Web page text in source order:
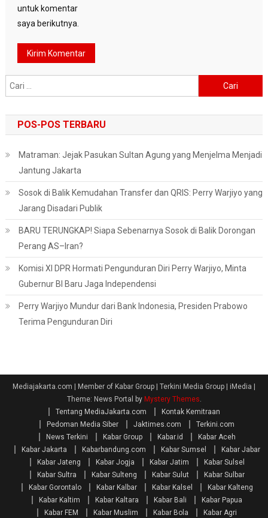
untuk komentar
saya berikutnya.
untuk:
POS-POS TERBARU
Matraman: Jejak Pasukan Sultan Agung yang Menjelma Menjadi
Jantung Jakarta
Sosok di Balik Kemudahan Transfer dan QRIS: Perry Warjiyo yang
Jarang Disadari Publik
BARU TERUNGKAP! Siapa Sebenarnya Sosok di Balik Dorongan
Perang AS–Iran?
Komisi XI DPR Hormati Pengunduran Diri Perry Warjiyo, Minta
Gubernur BI Baru Jaga Independensi
Perry Warjiyo Mundur dari Bank Indonesia, Presiden Prabowo
Terima Pengunduran Diri
Mediajakarta.com | Member of Kabar Group | Terkini Media Group | iMedia
Theme: News Portal by Mystery Themes.
Tentang MediaJakarta.com
Kontak Kemitraan
Pedoman Media Siber
Jaktimes.com
Terkini.com
News Terkini
Kabar Group Kabar.id
Kabar Aceh
Kabar Jakarta
Kabarbandung.com Kabar Sumsel
Kabar Jabar
Kabar Jateng
Kabar Jogja Kabar Jatim
Kabar Sulsel
Kabar Sultra
Kabar Sulteng Kabar Sulut
Kabar Sulbar
Kabar Gorontalo
Kabar Kalbar Kabar Kalsel
Kabar Kalteng
Kabar Kaltim
Kabar Kaltara Kabar Bali
Kabar Papua
Kabar FEM
Kabar Muslim Kabar Bola Kabar Agri